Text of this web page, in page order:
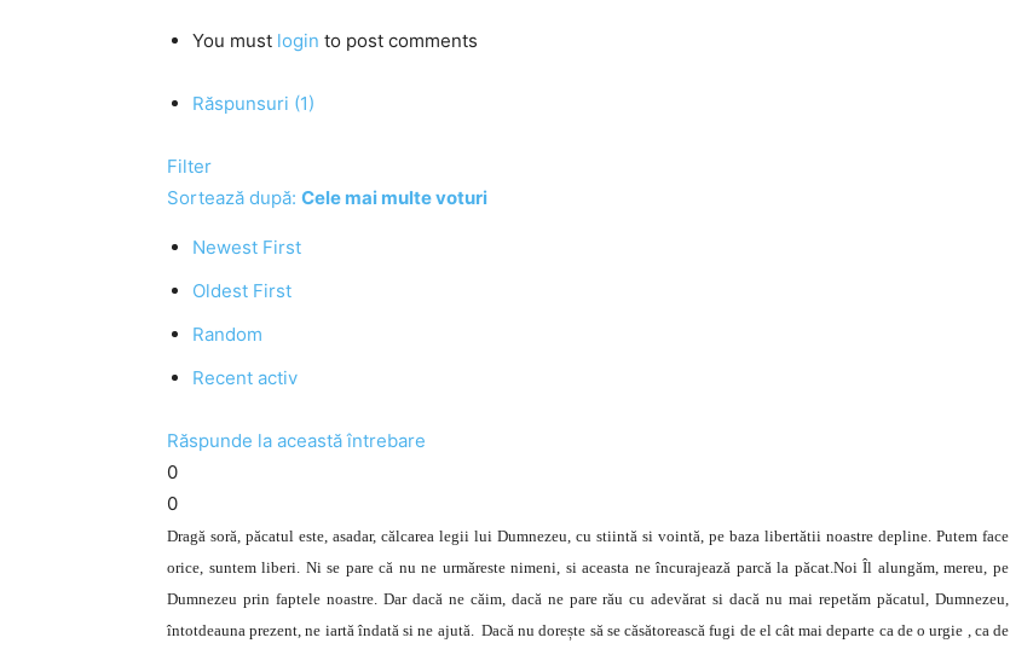
You must login to post comments
Răspunsuri (1)
Filter
Sortează după: Cele mai multe voturi
Newest First
Oldest First
Random
Recent activ
Răspunde la această întrebare
0
0
Dragă soră, păcatul este, asadar, călcarea legii lui Dumnezeu, cu stiintă si vointă, pe baza libertătii noastre depline. Putem face
orice, suntem liberi. Ni se pare că nu ne urmăreste nimeni, si aceasta ne încurajează parcă la păcat.Noi Îl alungăm, mereu, pe
Dumnezeu prin faptele noastre. Dar dacă ne căim, dacă ne pare rău cu adevărat si dacă nu mai repetăm păcatul, Dumnezeu,
întotdeauna prezent, ne iartă îndată si ne ajută. Dacă nu dorește să se căsătorească fugi de el cât mai departe ca de o urgie , ca de